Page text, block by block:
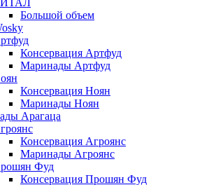
Большой объем
Консервация Артфуд
Маринады Артфуд
Консервация Ноян
Маринады Ноян
Арагаца
Консервация Агроянс
Маринады Агроянс
Фуд
Консервация Прошян Фуд